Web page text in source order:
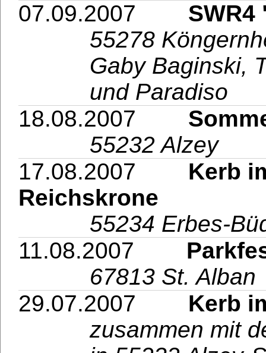
07.09.2007 SWR4
55278
Gaby Baginski,
und Paradiso
18.08.2007
55232 Alzey
17.08.2007 Kerb im
Reichskrone
55234 Erbes-
11.08.2007
67813 St. Alban
29.07.2007 Kerb im
zusammen mit